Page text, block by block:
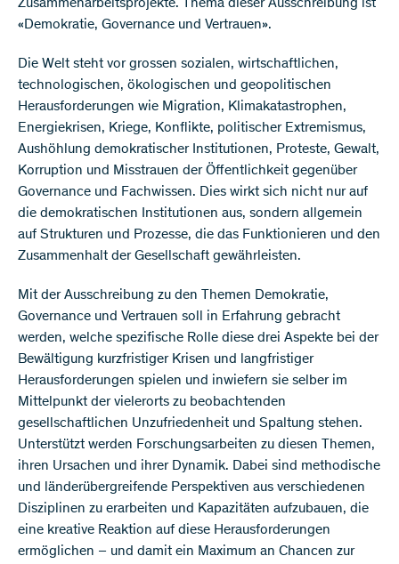
Zusammenarbeitsprojekte. Thema dieser Ausschreibung ist
«Demokratie, Governance und Vertrauen».
Die Welt steht vor grossen sozialen, wirtschaftlichen,
technologischen, ökologischen und geopolitischen
Herausforderungen wie Migration, Klimakatastrophen,
Energiekrisen, Kriege, Konflikte, politischer Extremismus,
Aushöhlung demokratischer Institutionen, Proteste, Gewalt,
Korruption und Misstrauen der Öffentlichkeit gegenüber
Governance und Fachwissen. Dies wirkt sich nicht nur auf
die demokratischen Institutionen aus, sondern allgemein
auf Strukturen und Prozesse, die das Funktionieren und den
Zusammenhalt der Gesellschaft gewährleisten.
Mit der Ausschreibung zu den Themen Demokratie,
Governance und Vertrauen soll in Erfahrung gebracht
werden, welche spezifische Rolle diese drei Aspekte bei der
Bewältigung kurzfristiger Krisen und langfristiger
Herausforderungen spielen und inwiefern sie selber im
Mittelpunkt der vielerorts zu beobachtenden
gesellschaftlichen Unzufriedenheit und Spaltung stehen.
Unterstützt werden Forschungsarbeiten zu diesen Themen,
ihren Ursachen und ihrer Dynamik. Dabei sind methodische
und länderübergreifende Perspektiven aus verschiedenen
Disziplinen zu erarbeiten und Kapazitäten aufzubauen, die
eine kreative Reaktion auf diese Herausforderungen
ermöglichen – und damit ein Maximum an Chancen zur